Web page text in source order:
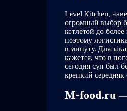
Level Kitchen,
огромный выбор
котлетой до
поэтому
в минуту. Для
кажется, что в
сегодня суп был
крепкий
M-food.ru